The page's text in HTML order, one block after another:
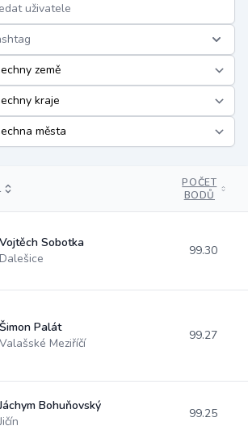
POČET
BODŮ
Vojtěch Sobotka
Dalešice
99.30
Šimon Palát
Valašské Meziříčí
99.27
Jáchym Bohuňovský
Jičín
99.25